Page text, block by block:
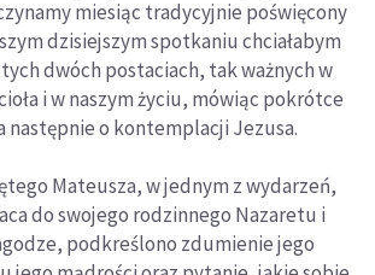
miesiąc tradycyjnie poświęcony
dzisiejszym spotkaniu chciałabym
dwóch postaciach, tak ważnych w
i w naszym życiu, mówiąc pokrótce
następnie o kontemplacji Jezusa.
Mateusza, w jednym z wydarzeń,
do swojego rodzinnego Nazaretu i
podkreślono zdumienie jego